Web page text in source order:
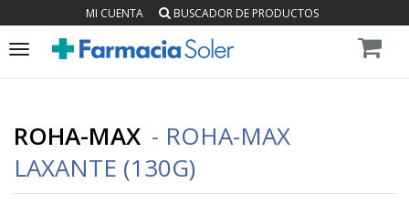
MI CUENTA BUSCADOR DE PRODUCTOS
Toggle
ROHA-MAX - ROHA-MAX
LAXANTE (130G)